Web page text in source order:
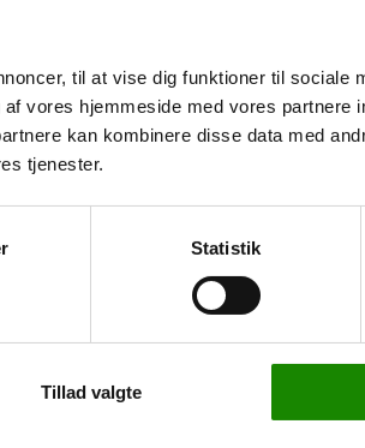
til at vise dig funktioner til sociale
vores hjemmeside med vores partnere
kan kombinere disse data med
tjenester.
Statistik
Tillad valgte